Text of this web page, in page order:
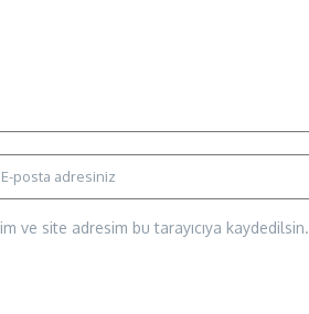
ve site adresim bu tarayıcıya kaydedilsin.